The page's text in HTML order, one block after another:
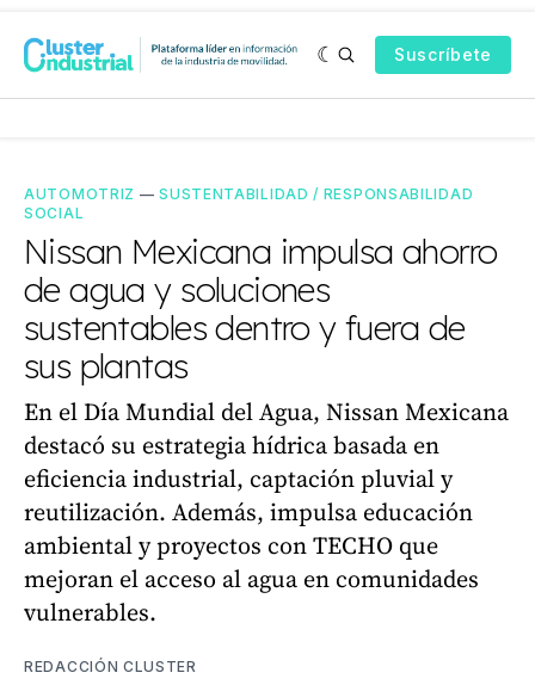
Suscríbete
AUTOMOTRIZ —SUSTENTABILIDAD / RESPONSABILIDAD
SOCIAL
Nissan Mexicana impulsa ahorro
de agua y soluciones
sustentables dentro y fuera de
sus plantas
En el Día Mundial del Agua, Nissan Mexicana
destacó su estrategia hídrica basada en
eficiencia industrial, captación pluvial y
reutilización. Además, impulsa educación
ambiental y proyectos con TECHO que
mejoran el acceso al agua en comunidades
vulnerables.
REDACCIÓN CLUSTER